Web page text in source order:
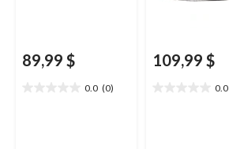
89,99 $
0.0 (0)
109,99 $
0.0